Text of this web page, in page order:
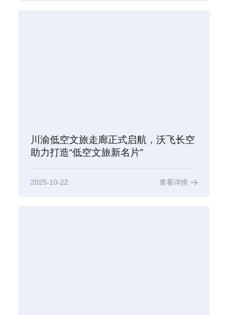
川渝低空文旅走廊正式启航，沃飞长空
助力打造“低空文旅新名片”
2025-10-22 查看详情